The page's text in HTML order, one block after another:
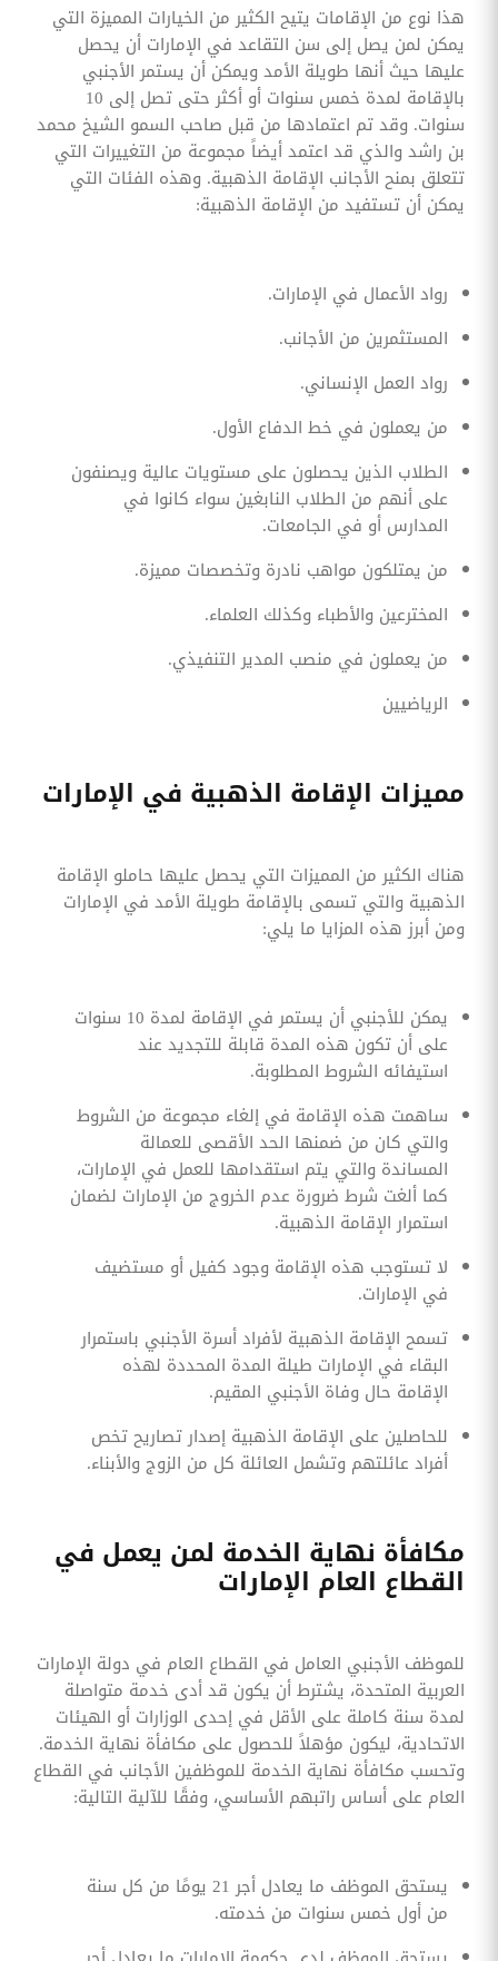
هذا نوع من الإقامات يتيح الكثير من الخيارات المميزة التي
يمكن لمن يصل إلى سن التقاعد في الإمارات أن يحصل
عليها حيث أنها طويلة الأمد ويمكن أن يستمر الأجنبي
بالإقامة لمدة خمس سنوات أو أكثر حتى تصل إلى 10
سنوات. وقد تم اعتمادها من قبل صاحب السمو الشيخ محمد
بن راشد والذي قد اعتمد أيضاً مجموعة من التغييرات التي
تتعلق بمنح الأجانب الإقامة الذهبية. وهذه الفئات التي
يمكن أن تستفيد من الإقامة الذهبية:
رواد الأعمال في الإمارات.
المستثمرين من الأجانب.
رواد العمل الإنساني.
من يعملون في خط الدفاع الأول.
الطلاب الذين يحصلون على مستويات عالية ويصنفون
على أنهم من الطلاب النابغين سواء كانوا في
المدارس أو في الجامعات.
من يمتلكون مواهب نادرة وتخصصات مميزة.
المخترعين والأطباء وكذلك العلماء.
من يعملون في منصب المدير التنفيذي.
الرياضيين
مميزات الإقامة الذهبية في الإمارات
هناك الكثير من المميزات التي يحصل عليها حاملو الإقامة
الذهبية والتي تسمى بالإقامة طويلة الأمد في الإمارات
ومن أبرز هذه المزايا ما يلي:
يمكن للأجنبي أن يستمر في الإقامة لمدة 10 سنوات
على أن تكون هذه المدة قابلة للتجديد عند
استيفائه الشروط المطلوبة.
ساهمت هذه الإقامة في إلغاء مجموعة من الشروط
والتي كان من ضمنها الحد الأقصى للعمالة
المساندة والتي يتم استقدامها للعمل في الإمارات،
كما ألغت شرط ضرورة عدم الخروج من الإمارات لضمان
استمرار الإقامة الذهبية.
لا تستوجب هذه الإقامة وجود كفيل أو مستضيف
في الإمارات.
تسمح الإقامة الذهبية لأفراد أسرة الأجنبي باستمرار
البقاء في الإمارات طيلة المدة المحددة لهذه
الإقامة حال وفاة الأجنبي المقيم.
للحاصلين على الإقامة الذهبية إصدار تصاريح تخص
أفراد عائلتهم وتشمل العائلة كل من الزوج والأبناء.
مكافأة نهاية الخدمة لمن يعمل في
القطاع العام الإمارات
للموظف الأجنبي العامل في القطاع العام في دولة الإمارات
العربية المتحدة، يشترط أن يكون قد أدى خدمة متواصلة
لمدة سنة كاملة على الأقل في إحدى الوزارات أو الهيئات
الاتحادية، ليكون مؤهلاً للحصول على مكافأة نهاية الخدمة.
وتحسب مكافأة نهاية الخدمة للموظفين الأجانب في القطاع
العام على أساس راتبهم الأساسي، وفقًا للآلية التالية:
يستحق الموظف ما يعادل أجر 21 يومًا من كل سنة
من أول خمس سنوات من خدمته.